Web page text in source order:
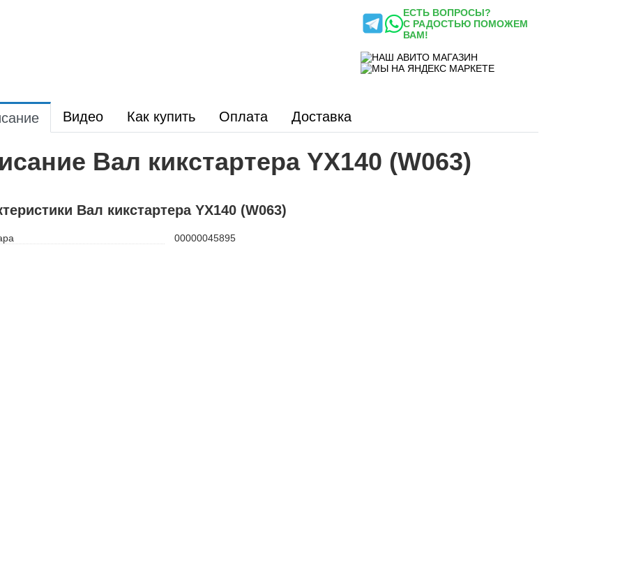
ЕСТЬ ВОПРОСЫ?
С РАДОСТЬЮ ПОМОЖЕМ
ВАМ!
Видео Как купить Оплата Доставка
Вал кикстартера YX140 (W063)
Вал кикстартера YX140 (W063)
00000045895